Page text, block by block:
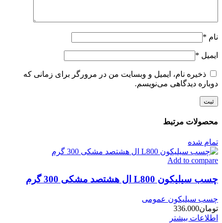
نام *
ایمیل *
ذخیره نام، ایمیل و وبسایت من در مرورگر برای زمانی که
دوباره دیدگاهی می‌نویسم.
محصولات مرتبط
تمام شده
Add to compare
چسب سیلیکون L800 ال هشتصد مشکی 300 گرم
چسب سیلیکون عمومی
تومان336.000
اطلاعات بیشتر